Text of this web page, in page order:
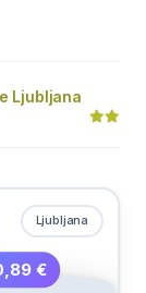
Ljubljana
Ljubljana
€